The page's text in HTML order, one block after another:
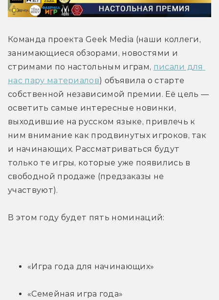
Команда проекта Geek Media (наши коллеги,
занимающиеся обзорами, новостями и
стримами по настольным играм, писали для
нас пару материалов) объявила о старте
собственной независимой премии. Её цель —
осветить самые интересные новинки,
выходившие на русском языке, привлечь к
ним внимание как продвинутых игроков, так
и начинающих. Рассматриваться будут
только те игры, которые уже появились в
свободной продаже (предзаказы не
участвуют).
В этом году будет пять номинаций:
«Игра года для начинающих»
«Семейная игра года»